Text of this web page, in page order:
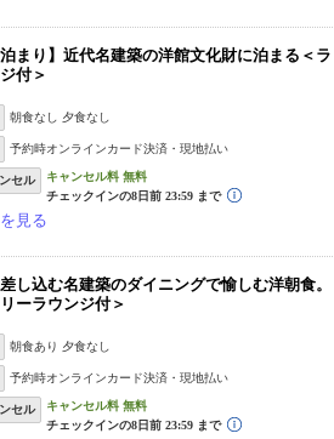
泊まり】近代名建築の洋館文化財に泊まる＜ラ
付＞
朝食なし 夕食なし
予約時オンラインカード決済・現地払い
セル
見る
し込む名建築のダイニングで愉しむ洋朝食。
ーラウンジ付＞
朝食あり 夕食なし
予約時オンラインカード決済・現地払い
セル